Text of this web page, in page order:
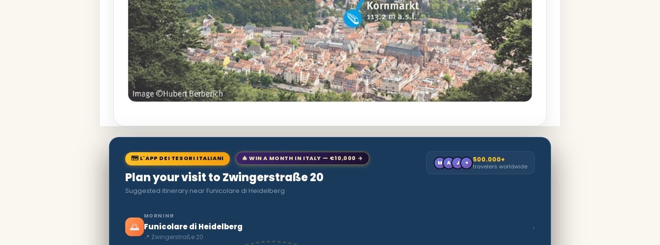
🗺 L'APP DEI TESORI ITALIANI 🎄 WIN A MONTH IN ITALY — €10,000 →
Plan your visit to Zwingerstraße 20
Suggested itinerary near Funicolare di Heidelberg
M A J + 500.000+
travelers worldwide
🌅
MORNING
Funicolare di Heidelberg
📍 Zwingerstraße 20
›